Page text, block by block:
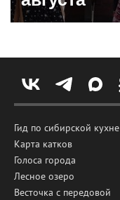
Гид по сибирской кухне
Карта катков
Голоса города
Лесное озеро
Весточка с передовой